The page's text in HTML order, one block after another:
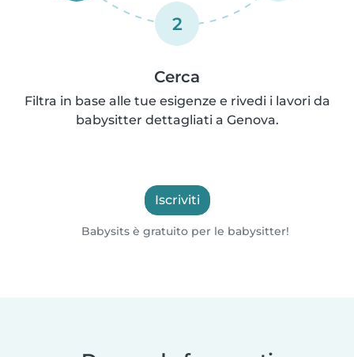
2
Cerca
Filtra in base alle tue esigenze e rivedi i lavori da
babysitter dettagliati a Genova.
Iscriviti
Babysits è gratuito per le babysitter!